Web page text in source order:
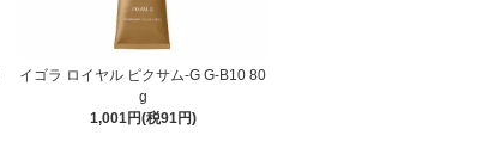
イゴラ ロイヤル ピクサム-G G-B10 80
g
1,001円(税91円)